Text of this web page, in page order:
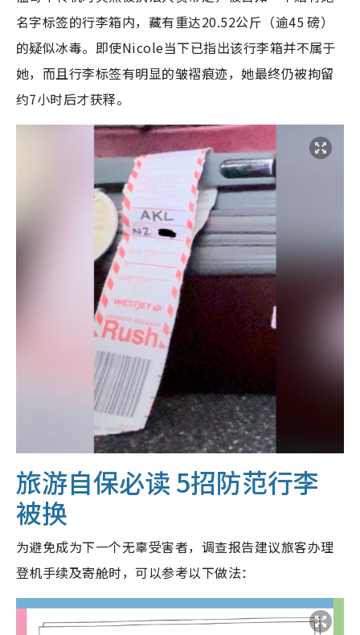
名字标签的行李箱内，藏有重达20.52公斤（逾45 磅）
的疑似冰毒。即使Nicole当下已指出该行李箱并不属于
她，而且行李标签有明显的皱褶痕迹，她最终仍被拘留
约7小时后才获释。
旅游自保必读 5招防范行李
被换
为避免成为下一个无辜受害者，调查报告建议旅客办理
登机手续及寄舱时，可以参考以下做法：